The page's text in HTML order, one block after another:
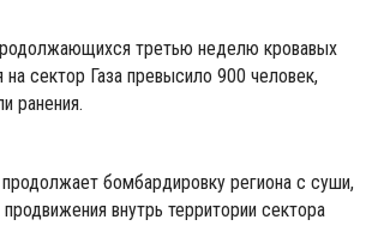
третью неделю кровавых
на сектор Газа превысило 900 человек,
ранения.
бомбардировку региона с суши,
внутрь территории сектора